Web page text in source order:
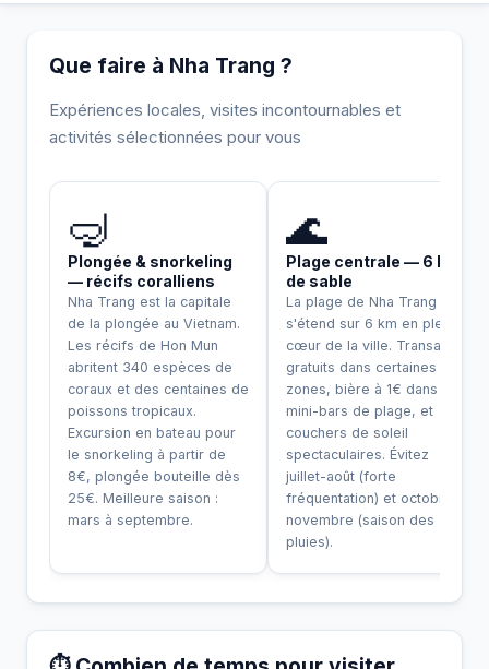
Que faire à Nha Trang ?
Expériences locales, visites incontournables et
activités sélectionnées pour vous
🤿
Plongée & snorkeling
— récifs coralliens
Nha Trang est la capitale
de la plongée au Vietnam.
Les récifs de Hon Mun
abritent 340 espèces de
coraux et des centaines de
poissons tropicaux.
Excursion en bateau pour
le snorkeling à partir de
8€, plongée bouteille dès
25€. Meilleure saison :
mars à septembre.
🌊
Plage centrale — 6 km
de sable
La plage de Nha Trang
s'étend sur 6 km en plein
cœur de la ville. Transats
gratuits dans certaines
zones, bière à 1€ dans les
mini-bars de plage, et
couchers de soleil
spectaculaires. Évitez
juillet-août (forte
fréquentation) et octobre-
novembre (saison des
pluies).